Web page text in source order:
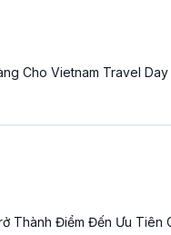
Cho Vietnam Travel
Thành Điểm Đến Ưu Tiên